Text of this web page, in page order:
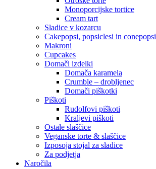
Monoporcijske tortice
Cream tart
Sladice v kozarcu
Cakepopsi, popsiclesi in conepopsi
Makroni
Cupcakes
Domači izdelki
Domača karamela
Crumble – drobljenec
Domači piškotki
Piškoti
Rudolfovi piškoti
Kraljevi piškoti
Ostale slaščice
Veganske torte & slaščice
Izposoja stojal za sladice
Za podjetja
Naročila